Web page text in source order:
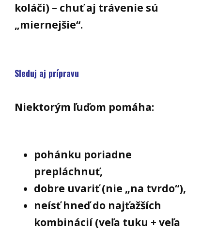
koláči) – chuť aj trávenie sú
„miernejšie“.
Sleduj aj prípravu
Niektorým ľuďom pomáha:
pohánku poriadne
prepláchnuť,
dobre uvariť (nie „na tvrdo“),
neísť hneď do najťažších
kombinácií (veľa tuku + veľa